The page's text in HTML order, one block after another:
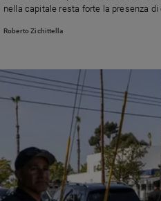
e
Santi
Devozione
e
Parola
del
giorno
Santo
nella capitale resta forte la presenza
Roberto Zichittella